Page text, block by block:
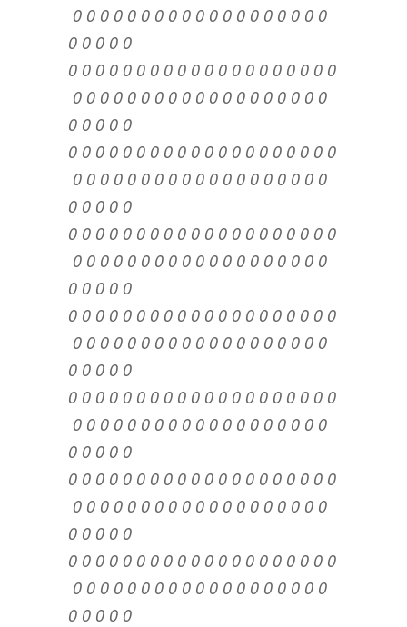
0 0 0 0 0 0 0 0 0 0 0 0 0 0 0 0 0 0 0
0 0 0 0 0
0 0 0 0 0 0 0 0 0 0 0 0 0 0 0 0 0 0 0 0
0 0 0 0 0 0 0 0 0 0 0 0 0 0 0 0 0 0 0
0 0 0 0 0
0 0 0 0 0 0 0 0 0 0 0 0 0 0 0 0 0 0 0 0
0 0 0 0 0 0 0 0 0 0 0 0 0 0 0 0 0 0 0
0 0 0 0 0
0 0 0 0 0 0 0 0 0 0 0 0 0 0 0 0 0 0 0 0
0 0 0 0 0 0 0 0 0 0 0 0 0 0 0 0 0 0 0
0 0 0 0 0
0 0 0 0 0 0 0 0 0 0 0 0 0 0 0 0 0 0 0 0
0 0 0 0 0 0 0 0 0 0 0 0 0 0 0 0 0 0 0
0 0 0 0 0
0 0 0 0 0 0 0 0 0 0 0 0 0 0 0 0 0 0 0 0
0 0 0 0 0 0 0 0 0 0 0 0 0 0 0 0 0 0 0
0 0 0 0 0
0 0 0 0 0 0 0 0 0 0 0 0 0 0 0 0 0 0 0 0
0 0 0 0 0 0 0 0 0 0 0 0 0 0 0 0 0 0 0
0 0 0 0 0
0 0 0 0 0 0 0 0 0 0 0 0 0 0 0 0 0 0 0 0
0 0 0 0 0 0 0 0 0 0 0 0 0 0 0 0 0 0 0
0 0 0 0 0